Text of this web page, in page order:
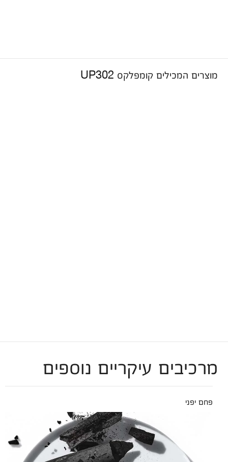
מוצרים המכילים קומפלקס UP302
מרכיבים עיקריים נוספים
פחם יפני